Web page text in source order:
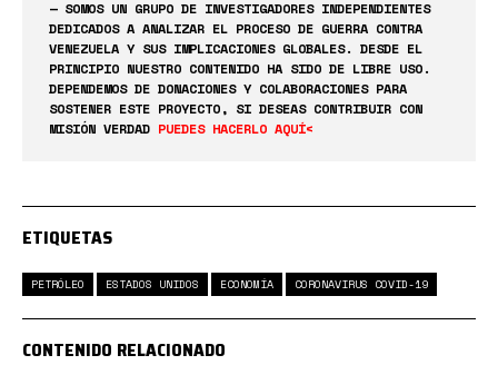
— SOMOS UN GRUPO DE INVESTIGADORES INDEPENDIENTES
DEDICADOS A ANALIZAR EL PROCESO DE GUERRA CONTRA
VENEZUELA Y SUS IMPLICACIONES GLOBALES. DESDE EL
PRINCIPIO NUESTRO CONTENIDO HA SIDO DE LIBRE USO.
DEPENDEMOS DE DONACIONES Y COLABORACIONES PARA
SOSTENER ESTE PROYECTO, SI DESEAS CONTRIBUIR CON
MISIÓN VERDAD PUEDES HACERLO AQUÍ<
ETIQUETAS
PETRÓLEO ESTADOS UNIDOS ECONOMÍA CORONAVIRUS COVID-19
CONTENIDO RELACIONADO